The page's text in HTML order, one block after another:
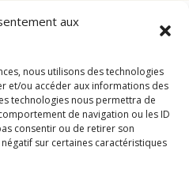
aux
nous utilisons des technologies
et/ou accéder aux informations des
technologies nous permettra de
de navigation ou les ID
consentir ou de retirer son
sur certaines caractéristiques